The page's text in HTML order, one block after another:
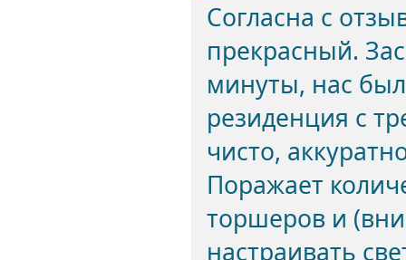
Согласна с
прекрасный.
минуты, нас
резиденция с
чисто,
Поражает
торшеров и
настраивать